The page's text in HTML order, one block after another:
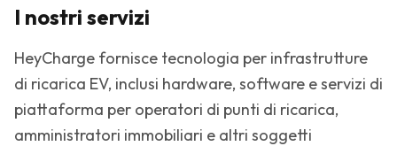
I nostri servizi
HeyCharge fornisce tecnologia per infrastrutture
di ricarica EV, inclusi hardware, software e servizi di
piattaforma per operatori di punti di ricarica,
amministratori immobiliari e altri soggetti